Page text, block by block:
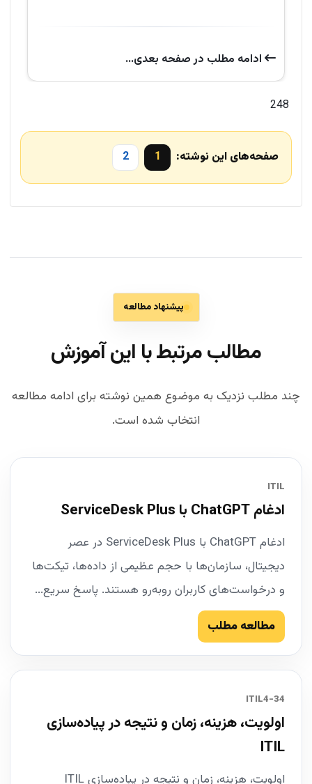
ادامه‌ مطلب در صفحه‌ بعدی...
248
صفحه‌های این نوشته: 1
2
پیشنهاد مطالعه
مطالب مرتبط با این آموزش
چند مطلب نزدیک به موضوع همین نوشته برای ادامه مطالعه
انتخاب شده است.
ITIL
ادغام ChatGPT با ServiceDesk Plus
ادغام ChatGPT با ServiceDesk Plus در عصر
دیجیتال، سازمان‌ها با حجم عظیمی از داده‌ها، تیکت‌ها
و درخواست‌های کاربران روبه‌رو هستند. پاسخ سریع...
مطالعه مطلب
34-ITIL4
اولویت، هزینه، زمان و نتیجه در پیاده‌سازی
ITIL
اولویت، هزینه، زمان و نتیجه در پیاده‌سازی ITIL